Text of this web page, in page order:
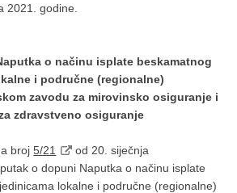
2021. godine.
o načinu isplate beskamatnog
i područne (regionalne)
zavodu za mirovinsko osiguranje i
zdravstveno osiguranje
broj5/21
od 20. siječnja
o dopuni Naputka o načinu isplate
lokalne i područne (regionalne)